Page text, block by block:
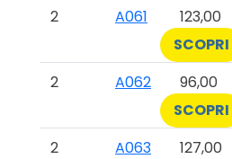
2
A061 123,00
SCOPRI
2
A062 96,00
SCOPRI
2
A063 127,00